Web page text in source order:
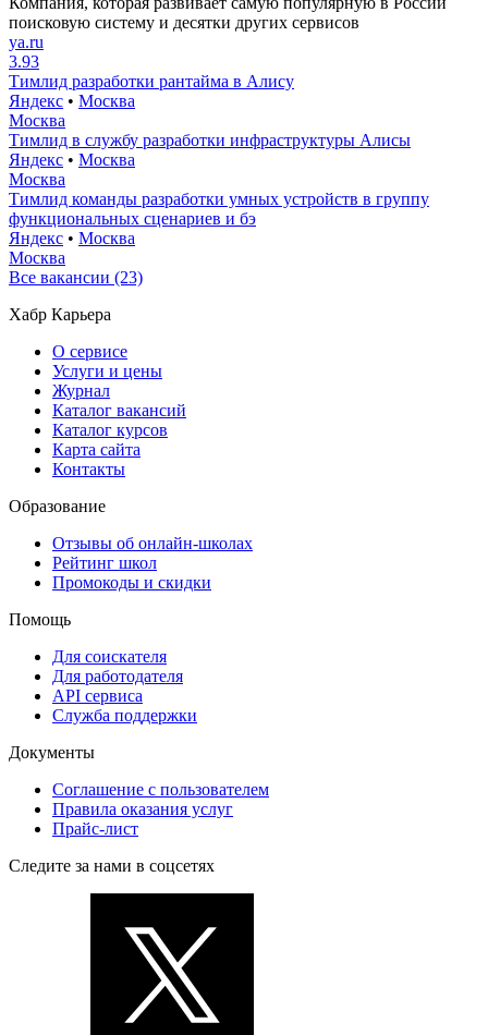
поисковую систему и десятки других сервисов
ya.ru
3.93
Тимлид разработки рантайма в Алису
Яндекс • Москва
Москва
Тимлид в службу разработки инфраструктуры Алисы
Яндекс • Москва
Москва
Тимлид команды разработки умных устройств в группу
функциональных сценариев и бэ
Яндекс • Москва
Москва
Все вакансии (23)
Хабр Карьера
О сервисе
Услуги и цены
Журнал
Каталог вакансий
Каталог курсов
Карта сайта
Контакты
Образование
Отзывы об онлайн-школах
Рейтинг школ
Промокоды и скидки
Помощь
Для соискателя
Для работодателя
API сервиса
Служба поддержки
Документы
Соглашение с пользователем
Правила оказания услуг
Прайс-лист
Следите за нами в соцсетях